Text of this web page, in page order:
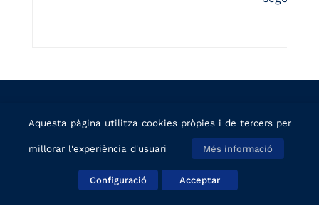
Aquesta pàgina utilitza cookies pròpies i de tercers per
millorar l'experiència d'usuari Més informació
Configuració Acceptar